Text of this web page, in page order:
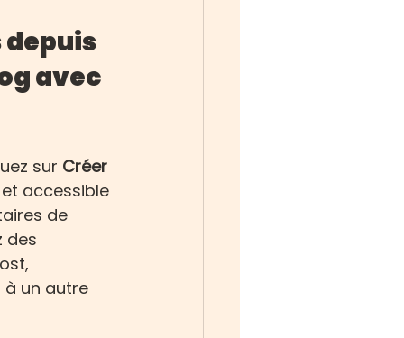
depuis
avec
sur Créer
accessible
de
des
à un autre